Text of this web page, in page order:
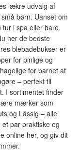
lækre udvalg af
børn. Uanset om
tur i spa eller bare
her de bedste
blebadebukser er
for pinlige og
for barnet at
– perfekt til
I sortimentet finder
mærker som
og Lässig – alle
par praktiske og
online her, og giv dit